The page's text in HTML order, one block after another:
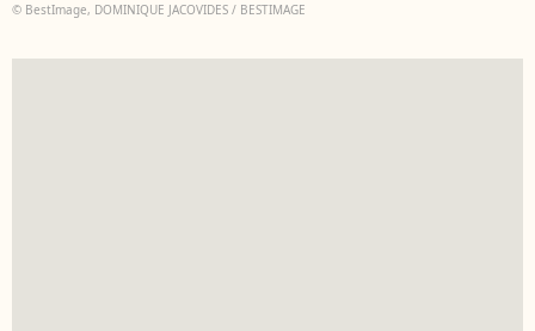
© BestImage, DOMINIQUE JACOVIDES / BESTIMAGE